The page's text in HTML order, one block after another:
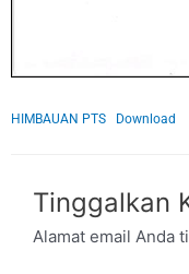
HIMBAUAN PTS Download
Tinggalkan
Alamat email Anda